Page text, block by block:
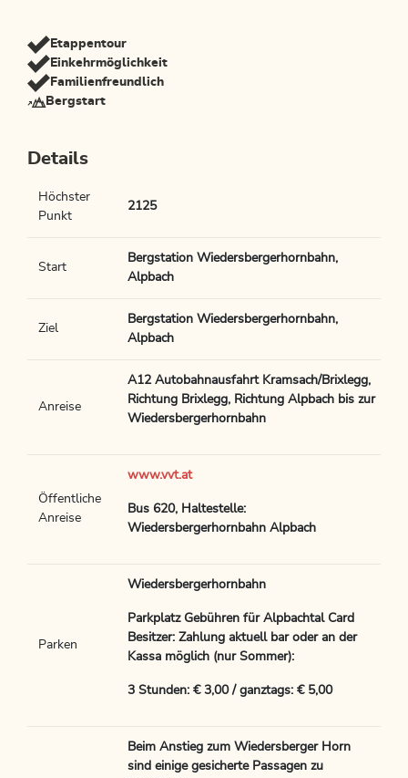
Etappentour
Einkehrmöglichkeit
Familienfreundlich
Bergstart
Details
Höchster
Punkt
2125
Start
Bergstation Wiedersbergerhornbahn,
Alpbach
Ziel
Bergstation Wiedersbergerhornbahn,
Alpbach
Anreise
A12 Autobahnausfahrt Kramsach/Brixlegg,
Richtung Brixlegg, Richtung Alpbach bis zur
Wiedersbergerhornbahn
Öffentliche
Anreise
www.vvt.at
Bus 620, Haltestelle:
Wiedersbergerhornbahn Alpbach
Parken
Wiedersbergerhornbahn
Parkplatz Gebühren für Alpbachtal Card
Besitzer: Zahlung aktuell bar oder an der
Kassa möglich (nur Sommer):
3 Stunden: € 3,00 / ganztags: € 5,00
Beim Anstieg zum Wiedersberger Horn
sind einige gesicherte Passagen zu